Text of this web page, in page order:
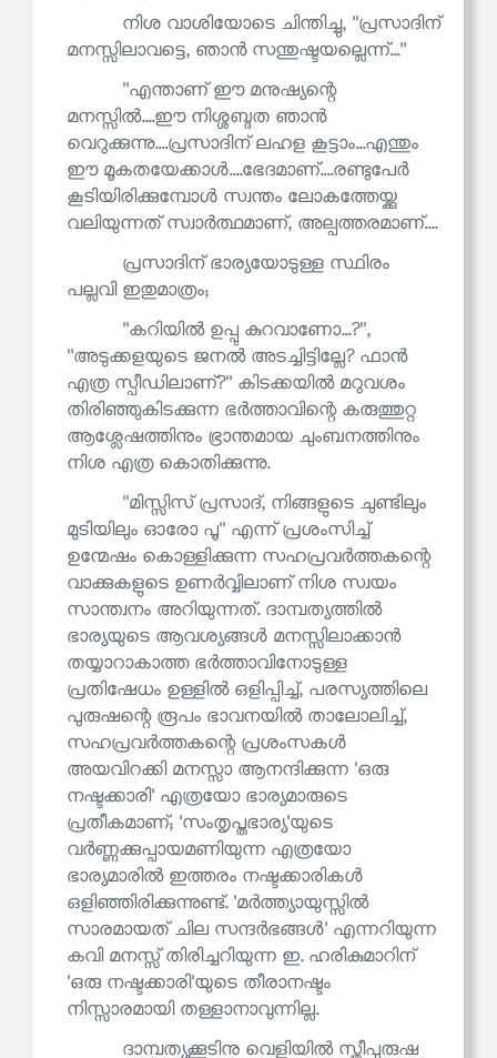
നിശ വാശിയോടെ ചിന്തിച്ചു, ''പ്രസാദിന്
മനസ്സിലാവട്ടെ, ഞാൻ സന്തുഷ്ടയല്ലെന്ന്...''
''എന്താണ് ഈ മനുഷ്യന്റെ
മനസ്സിൽ....ഈ നിശ്ശബ്ദത ഞാൻ
വെറുക്കുന്നു....പ്രസാദിന് ലഹള കൂട്ടാം...എന്തും
ഈ മൂകതയേക്കാൾ....ഭേദമാണ്....രണ്ടുപേർ
കൂടിയിരിക്കുമ്പോൾ സ്വന്തം ലോകത്തേയ്ക്കു
വലിയുന്നത് സ്വാർത്ഥമാണ്, അല്പത്തരമാണ്....
പ്രസാദിന് ഭാര്യയോടുള്ള സ്ഥിരം
പല്ലവി ഇതുമാത്രം;
''കറിയിൽ ഉപ്പു കുറവാണോ...?'',
''അടുക്കളയുടെ ജനൽ അടച്ചിട്ടില്ലേ? ഫാൻ
എത്ര സ്പീഡിലാണ്?'' കിടക്കയിൽ മറുവശം
തിരിഞ്ഞുകിടക്കുന്ന ഭർത്താവിന്റെ കരുത്തുറ്റ
ആശ്ലേഷത്തിനും ഭ്രാന്തമായ ചുംബനത്തിനും
നിശ എത്ര കൊതിക്കുന്നു.
''മിസ്സിസ് പ്രസാദ്, നിങ്ങളുടെ ചുണ്ടിലും
മുടിയിലും ഓരോ പൂ'' എന്ന് പ്രശംസിച്ച്
ഉന്മേഷം കൊള്ളിക്കുന്ന സഹപ്രവർത്തകന്റെ
വാക്കുകളുടെ ഉണർവ്വിലാണ് നിശ സ്വയം
സാന്ത്വനം അറിയുന്നത്. ദാമ്പത്യത്തിൽ
ഭാര്യയുടെ ആവശ്യങ്ങൾ മനസ്സിലാക്കാൻ
തയ്യാറാകാത്ത ഭർത്താവിനോടുള്ള
പ്രതിഷേധം ഉള്ളിൽ ഒളിപ്പിച്ച്, പരസ്യത്തിലെ
പുരുഷന്റെ രൂപം ഭാവനയിൽ താലോലിച്ച്,
സഹപ്രവർത്തകന്റെ പ്രശംസകൾ
അയവിറക്കി മനസ്സാ ആനന്ദിക്കുന്ന 'ഒരു
നഷ്ടക്കാരി' എത്രയോ ഭാര്യമാരുടെ
പ്രതീകമാണ്; 'സംതൃപ്തഭാര്യ'യുടെ
വർണ്ണക്കുപ്പായമണിയുന്ന എത്രയോ
ഭാര്യമാരിൽ ഇത്തരം നഷ്ടക്കാരികൾ
ഒളിഞ്ഞിരിക്കുന്നുണ്ട്. 'മർത്ത്യായുസ്സിൽ
സാരമായത് ചില സന്ദർഭങ്ങൾ' എന്നറിയുന്ന
കവി മനസ്സ് തിരിച്ചറിയുന്ന ഇ. ഹരികുമാറിന്
'ഒരു നഷ്ടക്കാരി'യുടെ തീരാനഷ്ടം
നിസ്സാരമായി തള്ളാനാവുന്നില്ല.
ദാമ്പത്യക്കൂടിനു വെളിയിൽ സ്ത്രീപുരുഷ